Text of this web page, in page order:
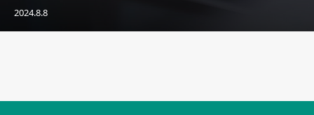
2024.8.8
セキュリティキャンペーンでのバナー